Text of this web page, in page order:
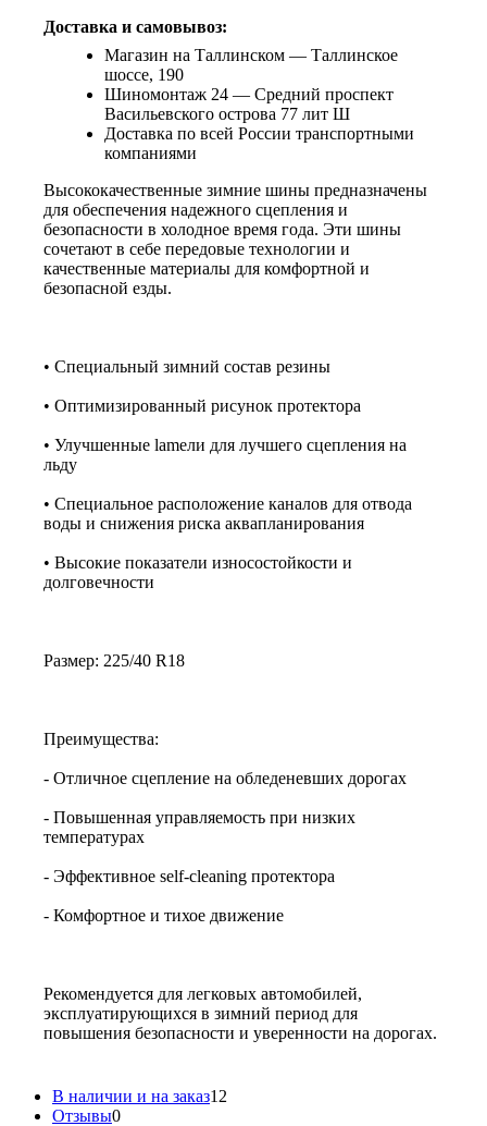
Доставка и самовывоз:
Магазин на Таллинском — Таллинское
шоссе, 190
Шиномонтаж 24 — Средний проспект
Васильевского острова 77 лит Ш
Доставка по всей России транспортными
компаниями
Высококачественные зимние шины предназначены
для обеспечения надежного сцепления и
безопасности в холодное время года. Эти шины
сочетают в себе передовые технологии и
качественные материалы для комфортной и
безопасной езды.
• Специальный зимний состав резины
• Оптимизированный рисунок протектора
• Улучшенные lamели для лучшего сцепления на
льду
• Специальное расположение каналов для отвода
воды и снижения риска аквапланирования
• Высокие показатели износостойкости и
долговечности
Размер: 225/40 R18
Преимущества:
- Отличное сцепление на обледеневших дорогах
- Повышенная управляемость при низких
температурах
- Эффективное self-cleaning протектора
- Комфортное и тихое движение
Рекомендуется для легковых автомобилей,
эксплуатирующихся в зимний период для
повышения безопасности и уверенности на дорогах.
В наличии и на заказ12
Отзывы0